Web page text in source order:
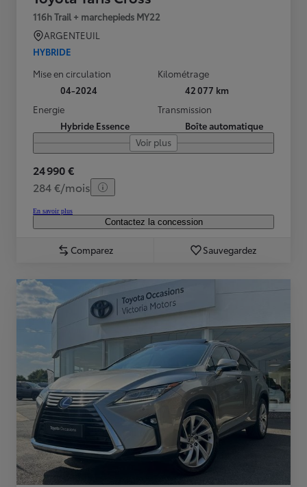
116h Trail + marchepieds MY22
ARGENTEUIL
HYBRIDE
Mise en circulation
04-2024
Kilométrage
42 077 km
Energie
Hybride Essence
Transmission
Boîte automatique
Voir plus
24 990 €
284 €/mois
En savoir plus
Contactez la concession
Comparez Sauvegardez